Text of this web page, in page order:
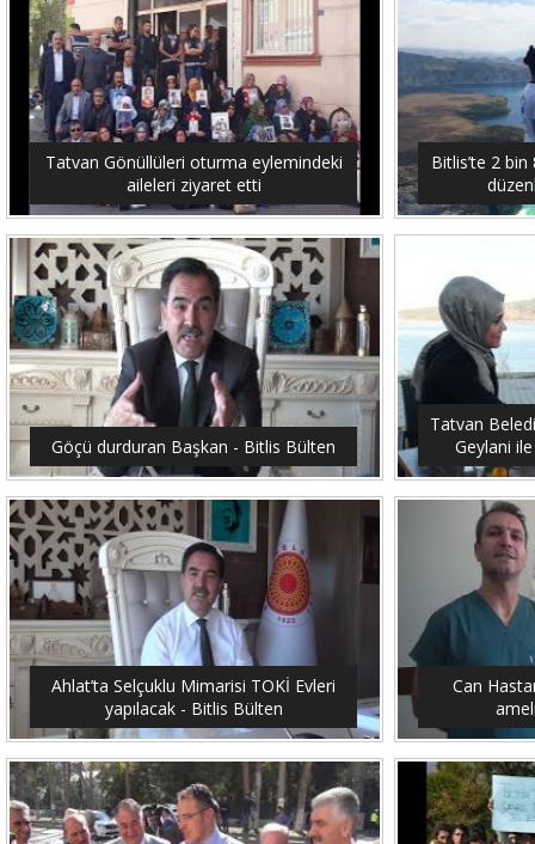
Tatvan Gönüllüleri oturma eylemindeki
aileleri ziyaret etti
Bitlis’te 2
Göçü durduran Başkan - Bitlis Bülten
Tatvan
Geylani
Ahlat’ta Selçuklu Mimarisi TOKİ Evleri
yapılacak - Bitlis Bülten
Can